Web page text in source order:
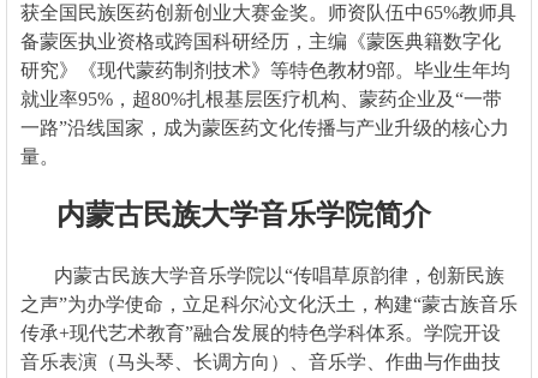
获全国民族医药创新创业大赛金奖。师资队伍中65%教师具
备蒙医执业资格或跨国科研经历，主编《蒙医典籍数字化
研究》《现代蒙药制剂技术》等特色教材9部。毕业生年均
就业率95%，超80%扎根基层医疗机构、蒙药企业及“一带
一路”沿线国家，成为蒙医药文化传播与产业升级的核心力
量。
内蒙古民族大学音乐学院简介
内蒙古民族大学音乐学院以“传唱草原韵律，创新民族
之声”为办学使命，立足科尔沁文化沃土，构建“蒙古族音乐
传承+现代艺术教育”融合发展的特色学科体系。学院开设
音乐表演（马头琴、长调方向）、音乐学、作曲与作曲技